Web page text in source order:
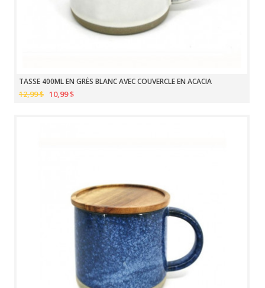
TASSE 400ML EN GRÈS BLANC AVEC COUVERCLE EN ACACIA
12,99 $ 10,99 $